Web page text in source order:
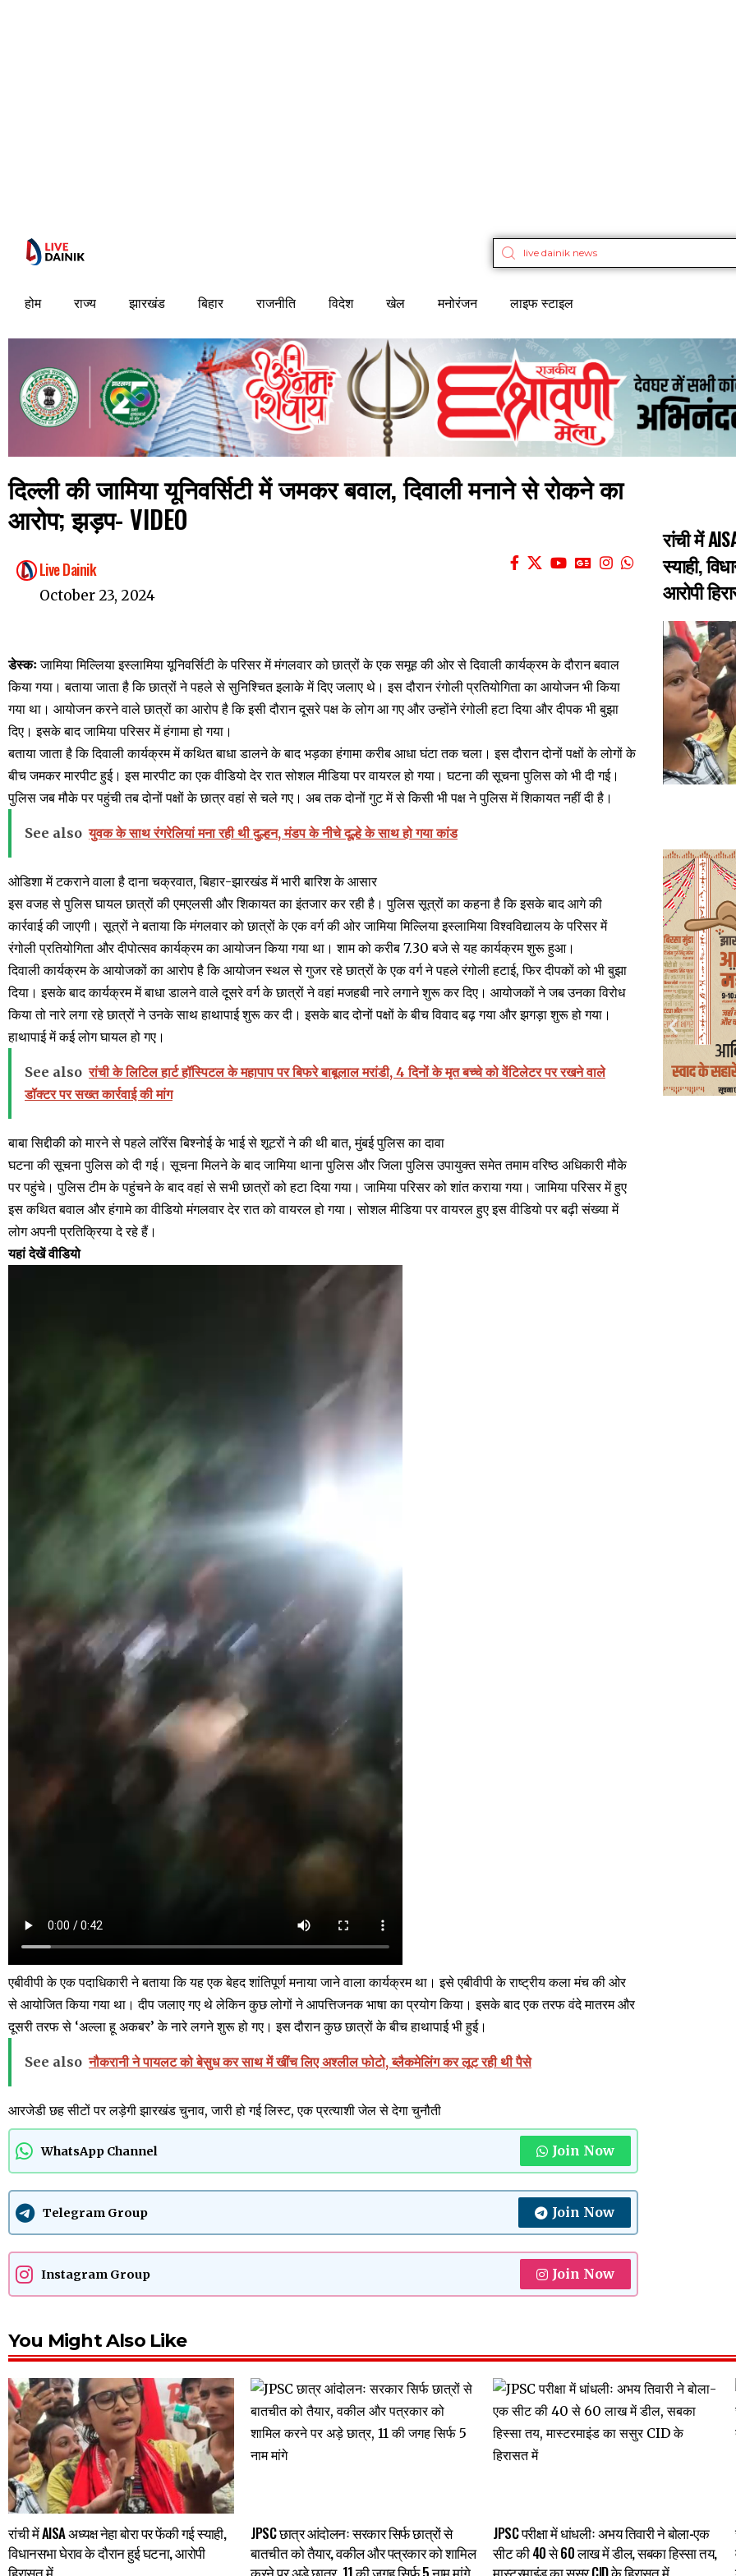
होम राज्य झारखंड बिहार राजनीति विदेश खेल मनोरंजन लाइफ स्टाइल
दिल्ली की जामिया यूनिवर्सिटी में जमकर बवाल, दिवाली मनाने से रोकने का
आरोप; झड़प- VIDEO
Live Dainik
October 23, 2024
डेस्कःजामिया मिल्लिया इस्लामिया यूनिवर्सिटी के परिसर में मंगलवार को छात्रों के एक समूह की ओर से दिवाली कार्यक्रम के दौरान बवाल
किया गया। बताया जाता है कि छात्रों ने पहले से सुनिश्चित इलाके में दिए जलाए थे। इस दौरान रंगोली प्रतियोगिता का आयोजन भी किया
गया था। आयोजन करने वाले छात्रों का आरोप है कि इसी दौरान दूसरे पक्ष के लोग आ गए और उन्होंने रंगोली हटा दिया और दीपक भी बुझा
दिए। इसके बाद जामिया परिसर में हंगामा हो गया।
बताया जाता है कि दिवाली कार्यक्रम में कथित बाधा डालने के बाद भड़का हंगामा करीब आधा घंटा तक चला। इस दौरान दोनों पक्षों के लोगों के
बीच जमकर मारपीट हुई। इस मारपीट का एक वीडियो देर रात सोशल मीडिया पर वायरल हो गया। घटना की सूचना पुलिस को भी दी गई।
पुलिस जब मौके पर पहुंची तब दोनों पक्षों के छात्र वहां से चले गए। अब तक दोनों गुट में से किसी भी पक्ष ने पुलिस में शिकायत नहीं दी है।
See also युवक के साथ रंगरेलियां मना रही थी दुल्हन, मंडप के नीचे दूल्हे के साथ हो गया कांड
ओडिशा में टकराने वाला है दाना चक्रवात, बिहार-झारखंड में भारी बारिश के आसार
इस वजह से पुलिस घायल छात्रों की एमएलसी और शिकायत का इंतजार कर रही है। पुलिस सूत्रों का कहना है कि इसके बाद आगे की
कार्रवाई की जाएगी। सूत्रों ने बताया कि मंगलवार को छात्रों के एक वर्ग की ओर जामिया मिल्लिया इस्लामिया विश्वविद्यालय के परिसर में
रंगोली प्रतियोगिता और दीपोत्सव कार्यक्रम का आयोजन किया गया था। शाम को करीब 7.30 बजे से यह कार्यक्रम शुरू हुआ।
दिवाली कार्यक्रम के आयोजकों का आरोप है कि आयोजन स्थल से गुजर रहे छात्रों के एक वर्ग ने पहले रंगोली हटाई, फिर दीपकों को भी बुझा
दिया। इसके बाद कार्यक्रम में बाधा डालने वाले दूसरे वर्ग के छात्रों ने वहां मजहबी नारे लगाने शुरू कर दिए। आयोजकों ने जब उनका विरोध
किया तो नारे लगा रहे छात्रों ने उनके साथ हाथापाई शुरू कर दी। इसके बाद दोनों पक्षों के बीच विवाद बढ़ गया और झगड़ा शुरू हो गया।
हाथापाई में कई लोग घायल हो गए।
See also रांची के लिटिल हार्ट हॉस्पिटल के महापाप पर बिफरे बाबूलाल मरांडी, 4 दिनों के मृत बच्चे को वेंटिलेटर पर रखने वाले
डॉक्टर पर सख्त कार्रवाई की मांग
बाबा सिद्दीकी को मारने से पहले लॉरेंस बिश्नोई के भाई से शूटरों ने की थी बात, मुंबई पुलिस का दावा
घटना की सूचना पुलिस को दी गई। सूचना मिलने के बाद जामिया थाना पुलिस और जिला पुलिस उपायुक्त समेत तमाम वरिष्ठ अधिकारी मौके
पर पहुंचे। पुलिस टीम के पहुंचने के बाद वहां से सभी छात्रों को हटा दिया गया। जामिया परिसर को शांत कराया गया। जामिया परिसर में हुए
इस कथित बवाल और हंगामे का वीडियो मंगलवार देर रात को वायरल हो गया। सोशल मीडिया पर वायरल हुए इस वीडियो पर बढ़ी संख्या में
लोग अपनी प्रतिक्रिया दे रहे हैं।
यहां देखें वीडियो
एबीवीपी के एक पदाधिकारी ने बताया कि यह एक बेहद शांतिपूर्ण मनाया जाने वाला कार्यक्रम था। इसे एबीवीपी के राष्ट्रीय कला मंच की ओर
से आयोजित किया गया था। दीप जलाए गए थे लेकिन कुछ लोगों ने आपत्तिजनक भाषा का प्रयोग किया। इसके बाद एक तरफ वंदे मातरम और
दूसरी तरफ से ‘अल्ला हू अकबर’ के नारे लगने शुरू हो गए। इस दौरान कुछ छात्रों के बीच हाथापाई भी हुई।
See also नौकरानी ने पायलट को बेसुध कर साथ में खींच लिए अश्लील फोटो, ब्लैकमेलिंग कर लूट रही थी पैसे
आरजेडी छह सीटों पर लड़ेगी झारखंड चुनाव, जारी हो गई लिस्ट, एक प्रत्याशी जेल से देगा चुनौती
WhatsApp Channel Join Now
Telegram Group Join Now
Instagram Group Join Now
रांची में
स्याही,
आरोपी
You Might Also Like
रांची में AISA अध्यक्ष नेहा बोरा पर फेंकी गई स्याही,
विधानसभा घेराव के दौरान हुई घटना, आरोपी
JPSC छात्र आंदोलनः सरकार सिर्फ छात्रों से
बातचीत को तैयार, वकील और पत्रकार को शामिल
JPSC परीक्षा में धांधलीः अभय तिवारी ने बोला-एक
सीट की 40 से 60 लाख में डील, सबका हिस्सा तय,